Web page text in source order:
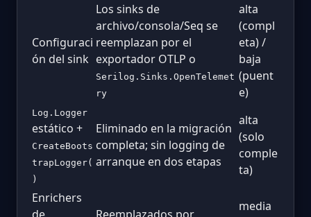
Configuraci
ón del sink
Los sinks de
archivo/consola/Seq se
reemplazan por el
exportador OTLP o
Serilog.Sinks.OpenTelemet
ry
alta
(compl
eta) /
baja
(puent
e)
Log.Logger
estático +
CreateBoots
trapLogger(
)
Eliminado en la migración
completa; sin logging de
arranque en dos etapas
alta
(solo
comple
ta)
Enrichers
media